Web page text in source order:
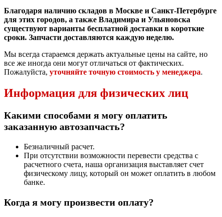
Благодаря наличию складов в Москве и Санкт-Петербурге
для этих городов, а также Владимира и Ульяновска
существуют варианты бесплатной доставки в короткие
сроки. Запчасти доставляются каждую неделю.
Мы всегда стараемся держать актуальные цены на сайте, но
все же иногда они могут отличаться от фактических.
Пожалуйста, уточняйте точную стоимость у менеджера.
Информация для физических лиц
Какими способами я могу оплатить
заказанную автозапчасть?
Безналичный расчет.
При отсутствии возможности перевести средства с
расчетного счета, наша организация выставляет счет
физическому лицу, который он может оплатить в любом
банке.
Когда я могу произвести оплату?